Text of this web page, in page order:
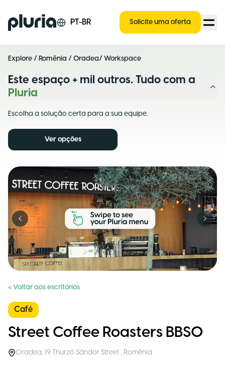
Logo Pluria PT-BR Solicite uma oferta
Explore / Romênia / Oradea/ Workspace
Este espaço + mil outros. Tudo com a
Pluria
Escolha a solução certa para a sua equipe.
Ver opções
Previous slide Next
< Voltar aos escritórios
Café
Street Coffee Roasters BBSO
Oradea, 19 Thurzó Sándor Street , Romênia